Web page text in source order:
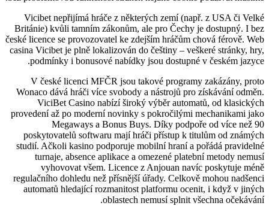
Vicibet nepřijímá hráče z některých zemí (např. z USA či Velké
Británie) kvůli tamním zákonům, ale pro Čechy je dostupný. I bez
české licence se provozovatel ke zdejším hráčům chová férově. Web
casina Vicibet je plně lokalizován do češtiny – veškeré stránky, hry,
podmínky i bonusové nabídky jsou dostupné v českém jazyce.
V české licenci MFČR jsou takové programy zakázány, proto
Wonaco dává hráči více svobody a nástrojů pro získávání odměn.
ViciBet Casino nabízí široký výběr automatů, od klasických
provedení až po moderní novinky s pokročilými mechanikami jako
Megaways a Bonus Buys. Díky podpoře od více než 90
poskytovatelů softwaru mají hráči přístup k titulům od známých
studií. Ačkoli kasino podporuje mobilní hraní a pořádá pravidelné
turnaje, absence aplikace a omezené platební metody nemusí
vyhovovat všem. Licence z Anjouan navíc poskytuje méně
regulačního dohledu než přísnější úřady. Celkově mohou nadšenci
automatů hledající rozmanitost platformu ocenit, i když v jiných
oblastech nemusí splnit všechna očekávání.